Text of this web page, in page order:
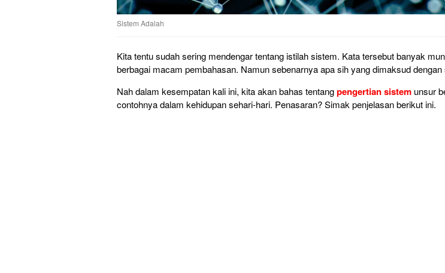
Sistem Adalah
Kita tentu sudah sering mendengar tentang istilah sistem. Kata tersebut banyak
berbagai macam pembahasan. Namun sebenarnya apa sih yang dimaksud
Nah dalam kesempatan kali ini, kita akan bahas tentangpengertian sistem unsur
contohnya dalam kehidupan sehari-hari. Penasaran? Simak penjelasan berikut ini.